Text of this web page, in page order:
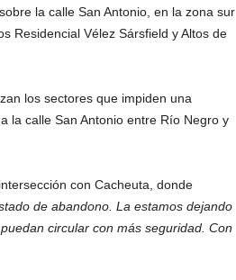
la calle San Antonio, en la zona sur
Residencial Vélez Sársfield y Altos de
los sectores que impiden una
la calle San Antonio entre Río Negro y
con Cacheuta, donde
de abandono. La estamos dejando
circular con más seguridad. Con